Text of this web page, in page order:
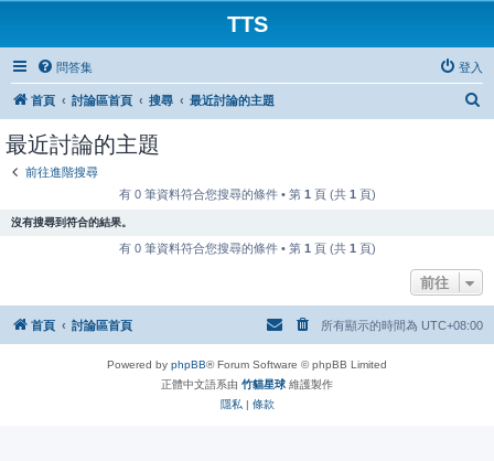
TTS
問答集 登入
首頁 討論區首頁 搜尋 最近討論的主題
最近討論的主題
前往進階搜尋
有 0 筆資料符合您搜尋的條件 • 第 1 頁 (共 1 頁)
沒有搜尋到符合的結果。
有 0 筆資料符合您搜尋的條件 • 第 1 頁 (共 1 頁)
前往
首頁 討論區首頁 所有顯示的時間為 UTC+08:00
Powered by phpBB® Forum Software © phpBB Limited
正體中文語系由 竹貓星球 維護製作
隱私 | 條款